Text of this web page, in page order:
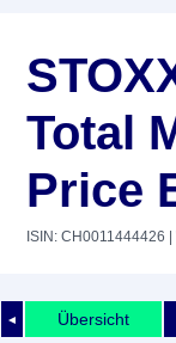
Total
Price
ISIN: CH0011444426
◄ Übersicht